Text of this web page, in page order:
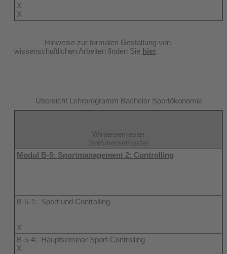
X
X
Hinweise zur formalen Gestaltung von
wissenschaftlichen Arbeiten finden Sie hier.
Übersicht Lehrprogramm Bachelor Sportökonomie
Wintersemester
Sommersemester
Modul B-5: Sportmanagement 2: Controlling
B-5-1: Sport und Controlling
X
B-5-4: Hauptseminar Sport-Controlling
X